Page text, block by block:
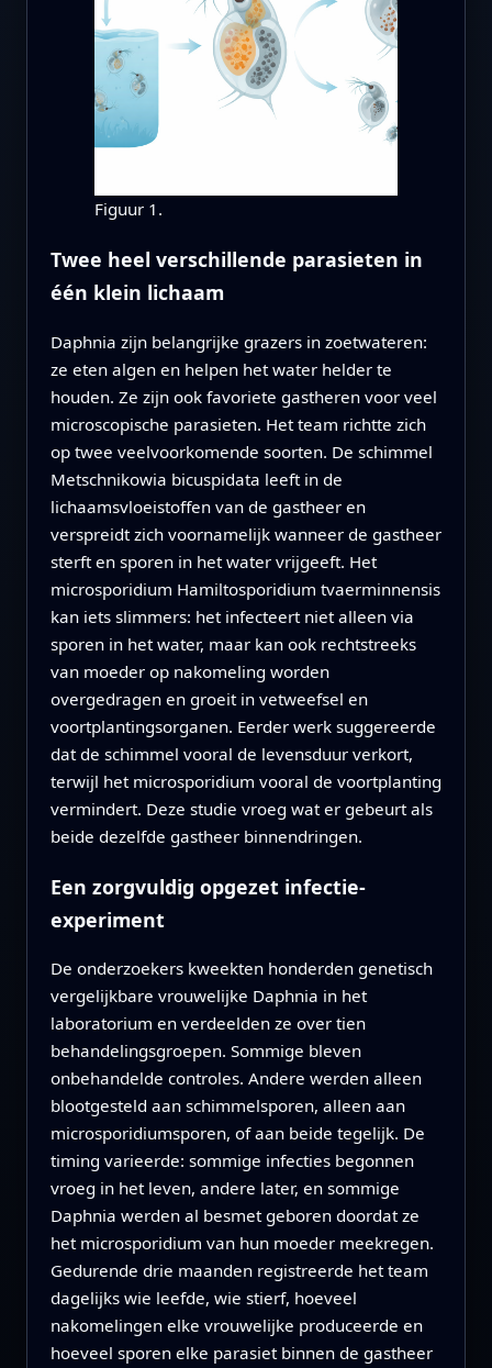
Figuur 1.
Twee heel verschillende parasieten in
één klein lichaam
Daphnia zijn belangrijke grazers in zoetwateren:
ze eten algen en helpen het water helder te
houden. Ze zijn ook favoriete gastheren voor veel
microscopische parasieten. Het team richtte zich
op twee veelvoorkomende soorten. De schimmel
Metschnikowia bicuspidata leeft in de
lichaamsvloeistoffen van de gastheer en
verspreidt zich voornamelijk wanneer de gastheer
sterft en sporen in het water vrijgeeft. Het
microsporidium Hamiltosporidium tvaerminnensis
kan iets slimmers: het infecteert niet alleen via
sporen in het water, maar kan ook rechtstreeks
van moeder op nakomeling worden
overgedragen en groeit in vetweefsel en
voortplantingsorganen. Eerder werk suggereerde
dat de schimmel vooral de levensduur verkort,
terwijl het microsporidium vooral de voortplanting
vermindert. Deze studie vroeg wat er gebeurt als
beide dezelfde gastheer binnendringen.
Een zorgvuldig opgezet infectie-
experiment
De onderzoekers kweekten honderden genetisch
vergelijkbare vrouwelijke Daphnia in het
laboratorium en verdeelden ze over tien
behandelingsgroepen. Sommige bleven
onbehandelde controles. Andere werden alleen
blootgesteld aan schimmelsporen, alleen aan
microsporidiumsporen, of aan beide tegelijk. De
timing varieerde: sommige infecties begonnen
vroeg in het leven, andere later, en sommige
Daphnia werden al besmet geboren doordat ze
het microsporidium van hun moeder meekregen.
Gedurende drie maanden registreerde het team
dagelijks wie leefde, wie stierf, hoeveel
nakomelingen elke vrouwelijke produceerde en
hoeveel sporen elke parasiet binnen de gastheer